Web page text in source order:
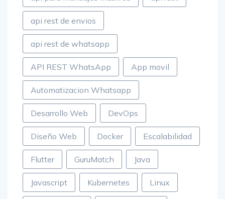
api para mensajes masivos api rest
api rest de envios
api rest de whatsapp
API REST WhatsApp App movil
Automatizacion Whatsapp
Desarrollo Web DevOps
Diseño Web Docker Escalabilidad
Flutter GuruMatch Java
Javascript Kubernetes Linux